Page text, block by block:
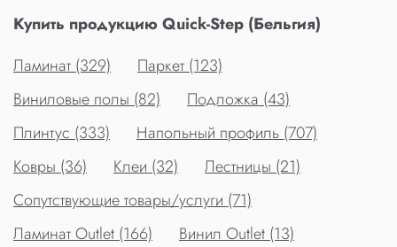
Купить продукцию Quick-Step (Бельгия)
Ламинат (329)
Паркет (123)
Виниловые полы (82)
Подложка (43)
Плинтус (333)
Напольный профиль (707)
Ковры (36)
Клеи (32)
Лестницы (21)
Сопутствующие товары/услуги (71)
Ламинат Outlet (166)
Винил Outlet (13)